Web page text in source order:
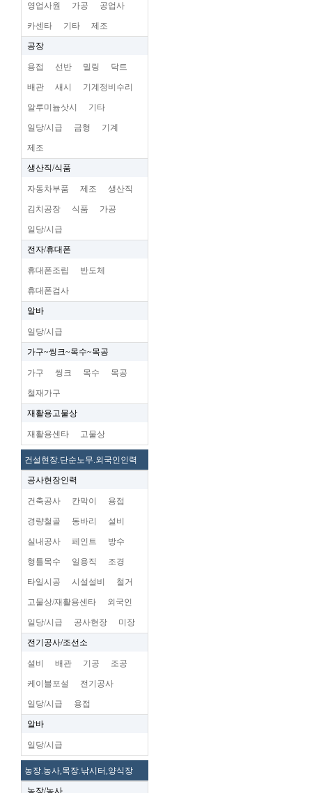
영업사원 가공 공업사
카센타 기타 제조
공장
용접 선반 밀링 닥트
배관 새시 기계정비수리
알루미늄삿시 기타
일당/시급 금형 기계
제조
생산직/식품
자동차부품 제조 생산직
김치공장 식품 가공
일당/시급
전자/휴대폰
휴대폰조립 반도체
휴대폰검사
알바
일당/시급
가구~씽크~목수~목공
가구 씽크 목수 목공
철재가구
재활용고물상
재활용센타 고물상
건설현장.단순노무.외국인인력
공사현장인력
건축공사 칸막이 용접
경량철골 동바리 설비
실내공사 페인트 방수
형틀목수 일용직 조경
타일시공 시설설비 철거
고물상/재활용센타 외국인
일당/시급 공사현장 미장
전기공사/조선소
설비 배관 기공 조공
케이블포설 전기공사
일당/시급 용접
알바
일당/시급
농장.농사,목장.낚시터,양식장
농장/농사